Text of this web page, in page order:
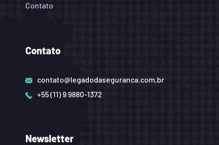
Contato
Contato
contato@legadodaseguranca.com.br
+55 (11) 9 9880-1372
Newsletter